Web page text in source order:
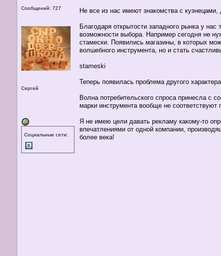
Сообщений: 727
Сергей
Социальные сети:
Не все из нас имеют знакомства с
Благодаря открытости западного рынка у
возможности выбора. Например сегодня не
стамески. Появились магазины, в которых
волшебного инструмента, но и стать
stameski
Теперь появилась проблема другого
Волна потребительского спроса принесла с
марки инструмента вообще не
Я не имею цели давать рекламу какому-то
впечатлениями от одной компании,
более века!